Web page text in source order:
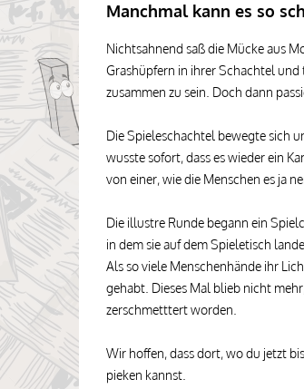
Manchmal kann es so
Nichtsahnend saß die Mücke aus
Grashüpfern in ihrer Schachtel und
zusammen zu sein. Doch dann
Die Spieleschachtel bewegte sich
wusste sofort, dass es wieder ein
von einer, wie die Menschen es ja
Die illustre Runde begann ein
in dem sie auf dem Spieletisch
Als so viele Menschenhände ihr
gehabt. Dieses Mal blieb nicht
zerschmetttert worden.
Wir hoffen, dass dort, wo du jetzt
pieken kannst.